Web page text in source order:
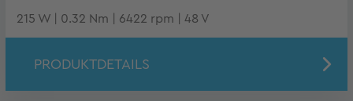
215 W | 0.32 Nm | 6422 rpm | 48 V
PRODUKTDETAILS